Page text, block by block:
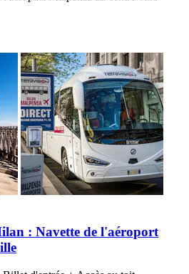
: Navette de l'aéroport